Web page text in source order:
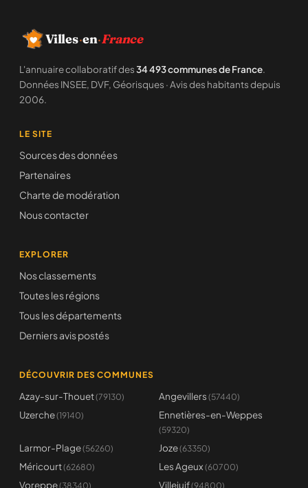
Villes·en·France
L'annuaire collaboratif des34 493 communes de France.
Données INSEE, DVF, Géorisques · Avis des habitants depuis
2006.
LE SITE
Sources des données
Partenaires
Charte de modération
Nous contacter
EXPLORER
Nos classements
Toutes les régions
Tous les départements
Derniers avis postés
DÉCOUVRIR DES COMMUNES
Azay-sur-Thouet(79130) Angevillers (57440)
Uzerche(19140) Ennetières-en-Weppes
(59320)
Larmor-Plage(56260) Joze(63350)
Méricourt(62680) Les Ageux (60700)
Voreppe(38340) Villejuif(94800)